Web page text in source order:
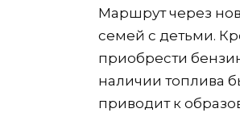
Маршрут через
семей с детьми.
приобрести
наличии топлива
приводит к